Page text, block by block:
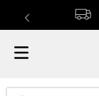
Buscar